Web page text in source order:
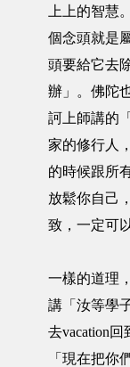
上上的智慧
個念頭就是
頭要給它去
辦」。佛陀
訶上師講的
家的修行人
的時候跟所
放鬆你自己
致，一定可
一樣的道理
講「汝等學
去vacation
「現在把你